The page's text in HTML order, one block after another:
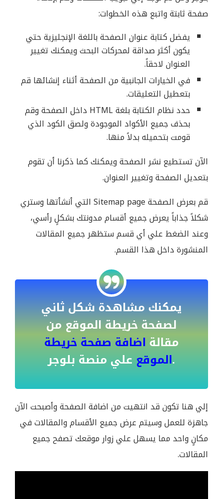
صفحة ثابتة واتبع هذه الخطوات:
يفضل كتابة عنوان الصفحة باللغة الإنجليزية حتي
يكون أكثر صداقة لمحركات البحث ويمكنك تغيير
العنوان لاحقاً.
في الخيارات الجانبية من الصفحة أثناء إنشائها قم
بتعطيل التعليقات.
حدد نظام الكتابة بلغة HTML داخل الصفحة وقم
بحذف جميع الأكواد الموجودة ولصق الكود الذي
قومت بتحميله بدلاً منها.
الآن تستطيع نشر الصفحة ويمكنك كما ذكرنا أن تقوم
بتعديل الصفحة وتغيير العنوان.
قم بعرض الصفحة Sitemap page التي أنشأتها وستري
شكلاً جذاباً يعرض جميع أقسام مدونتك بشكلٍ رأسي،
وعند الضغط علي أي قسم ستظهر جميع المقالات
المنشورة داخل هذا القسم.
يمكنك مشاهدة شكل ثاني
لصفحة خريطة الموقع من
مقالةاضافة صفحة خريطة
الموقععلي منصة بلوجر.
إلي هنا تكون قد انتهيت من اضافة الصفحة وأصبحت الآن
جاهزة للعمل وسيتم عرض جميع الأقسام والمقالات في
مكانٍ واحد مما يسهل علي زوار موقعك تصفح جميع
المقالات.